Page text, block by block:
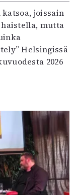
joissain
mutta
Helsingissä
2026